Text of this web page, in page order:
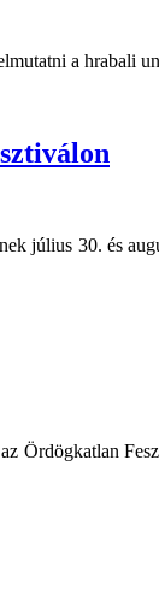
a hrabali
július 30. és
Ördögkatlan